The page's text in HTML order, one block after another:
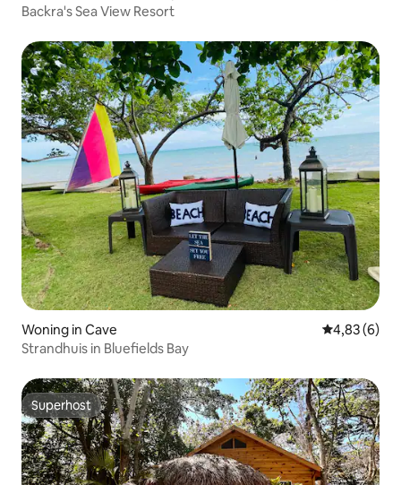
Backra's Sea View Resort
Woning in Cave Gemiddelde
4,83 (6)
Strandhuis in Bluefields Bay
Superhost
Superhost